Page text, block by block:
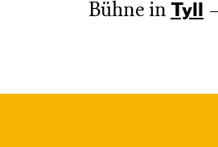
Bühne in Tyll